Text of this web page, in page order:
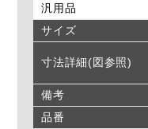
汎用品
サイズ
寸法詳細(図参照)
備考
品番